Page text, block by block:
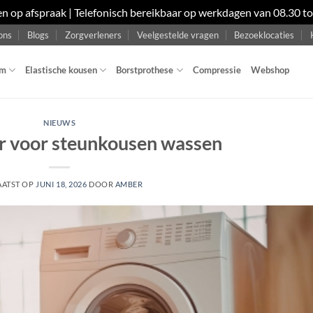
op afspraak | Telefonisch bereikbaar op werkdagen van 08.30
Blogs Zorgverleners Veelgestelde vragen Bezoeklocaties
Elastische kousen Borstprothese Compressie Webshop
NIEUWS
voor steunkousen wassen
OP JUNI 18, 2026 DOOR AMBER